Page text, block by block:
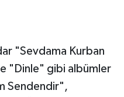
"Sevdama Kurban
"Dinle" gibi albümler
Sendendir",